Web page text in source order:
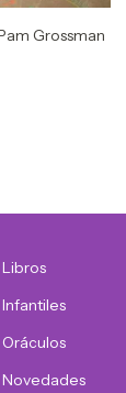
Grossman
Libros
Infantiles
Oráculos
Novedades